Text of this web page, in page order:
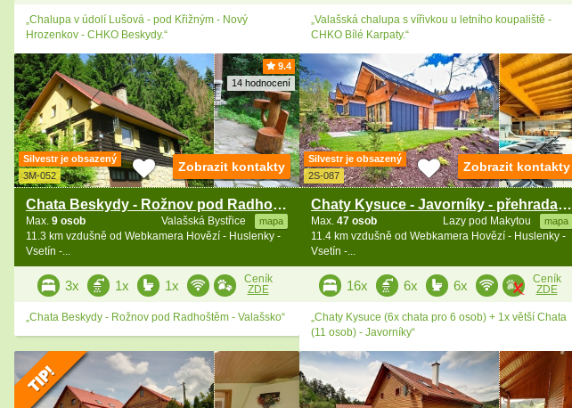
„Chalupa v údolí Lušová - pod Křižným - Nový
Hrozenkov - CHKO Beskydy.“
„Valašská chalupa s vířivkou u letního koupaliště -
CHKO Bílé Karpaty.“
9.4
14 hodnocení
Silvestr je obsazený
3M-052
Chata Beskydy - Rožnov pod Radhoštěm - Valašsko
Valašská Bystřice mapa
Max. 9 osob
11.3 km vzdušně od Webkamera Hovězí - Huslenky -
Vsetín -...
Zobrazit kontakty
3x 1x 1x
Ceník
ZDE
„Chata Beskydy - Rožnov pod Radhoštěm - Valašsko“
Silvestr je obsazený
2S-087
Chaty Kysuce - Javorníky - přehrada Karolinka
Lazy pod Makytou mapa
Max. 47 osob
11.4 km vzdušně od Webkamera Hovězí - Huslenky -
Vsetín -...
Zobrazit kontakty
16x 6x 6x
Ceník
ZDE
„Chaty Kysuce (6x chata pro 6 osob) + 1x větší Chata
(11 osob) - Javorníky“